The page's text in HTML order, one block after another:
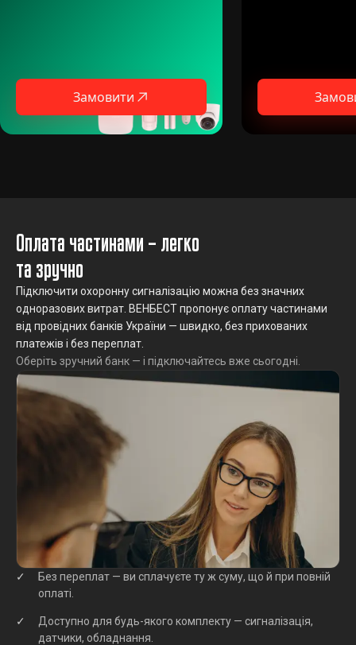
Замовити
Оплата частинами – легко
та зручно
Підключити охоронну сигналізацію можна без значних
одноразових витрат. ВЕНБЕСТ пропонує оплату частинами
від провідних банків України — швидко, без прихованих
платежів і без переплат.
Оберіть зручний банк — і підключайтесь вже сьогодні.
Без переплат — ви сплачуєте ту ж суму, що й при повній
оплаті.
Доступно для будь-якого комплекту — сигналізація,
датчики, обладнання.